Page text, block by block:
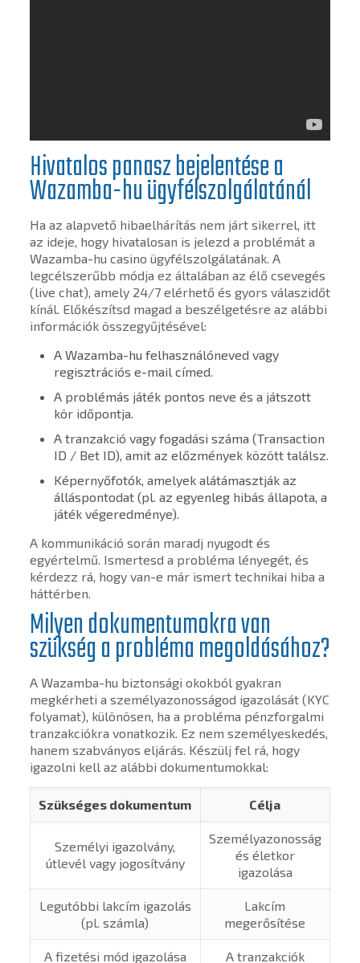
Hivatalos panasz bejelentése a
Wazamba-hu ügyfélszolgálatánál
Ha az alapvető hibaelhárítás nem járt sikerrel, itt
az ideje, hogy hivatalosan is jelezd a problémát a
Wazamba-hu casino ügyfélszolgálatának. A
legcélszerűbb módja ez általában az élő csevegés
(live chat), amely 24/7 elérhető és gyors válaszidőt
kínál. Előkészítsd magad a beszélgetésre az alábbi
információk összegyűjtésével:
A Wazamba-hu felhasználóneved vagy
regisztrációs e-mail címed.
A problémás játék pontos neve és a játszott
kör időpontja.
A tranzakció vagy fogadási száma (Transaction
ID / Bet ID), amit az előzmények között találsz.
Képernyőfotók, amelyek alátámasztják az
álláspontodat (pl. az egyenleg hibás állapota, a
játék végeredménye).
A kommunikáció során maradj nyugodt és
egyértelmű. Ismertesd a probléma lényegét, és
kérdezz rá, hogy van-e már ismert technikai hiba a
háttérben.
Milyen dokumentumokra van
szükség a probléma megoldásához?
A Wazamba-hu biztonsági okokból gyakran
megkérheti a személyazonosságod igazolását (KYC
folyamat), különösen, ha a probléma pénzforgalmi
tranzakciókra vonatkozik. Ez nem személyeskedés,
hanem szabványos eljárás. Készülj fel rá, hogy
igazolni kell az alábbi dokumentumokkal:
Szükséges dokumentum Célja
Személyi igazolvány,
útlevél vagy jogosítvány
Személyazonosság
és életkor
igazolása
Legutóbbi lakcím igazolás
(pl. számla)
Lakcím
megerősítése
A fizetési mód igazolása
A tranzakciók